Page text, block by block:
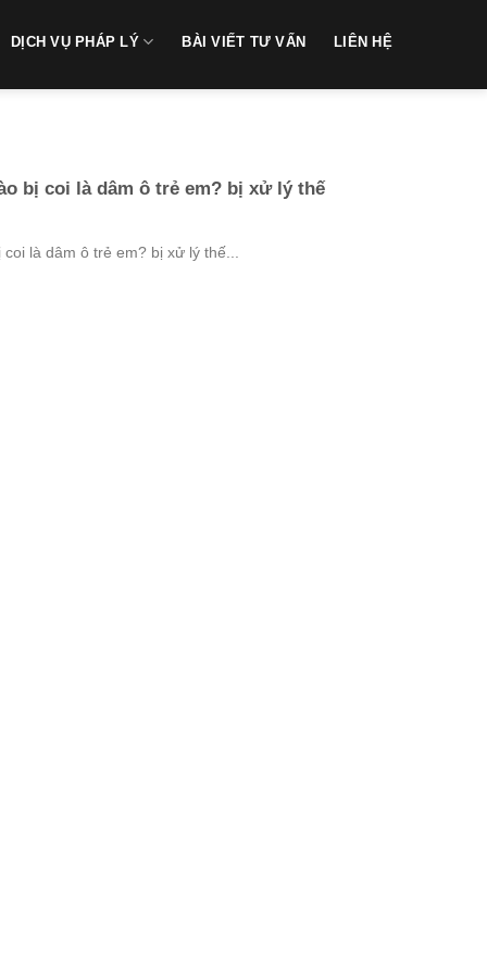
DỊCH VỤ PHÁP LÝ BÀI VIẾT TƯ VẤN LIÊN HỆ
bị coi là dâm ô trẻ em? bị xử lý thế
là dâm ô trẻ em? bị xử lý thế...